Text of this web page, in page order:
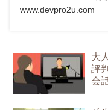
ん
www.devpro2u.com
大
評
会